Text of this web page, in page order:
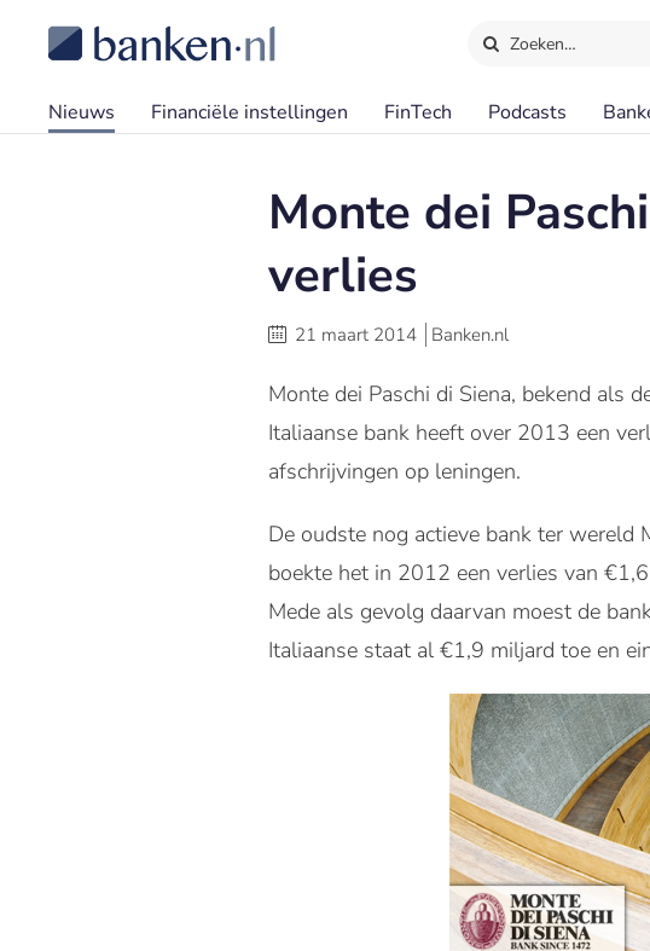
Zoeken…
Nieuws Financiële instellingen FinTech Podcasts
Monte dei
verlies
21 maart 2014 Banken.nl
Monte dei Paschi di Siena, bekend als
Italiaanse bank heeft over 2013 een
afschrijvingen op leningen.
De oudste nog actieve bank ter wereld
boekte het in 2012 een verlies van
Mede als gevolg daarvan moest de
Italiaanse staat al €1,9 miljard toe en